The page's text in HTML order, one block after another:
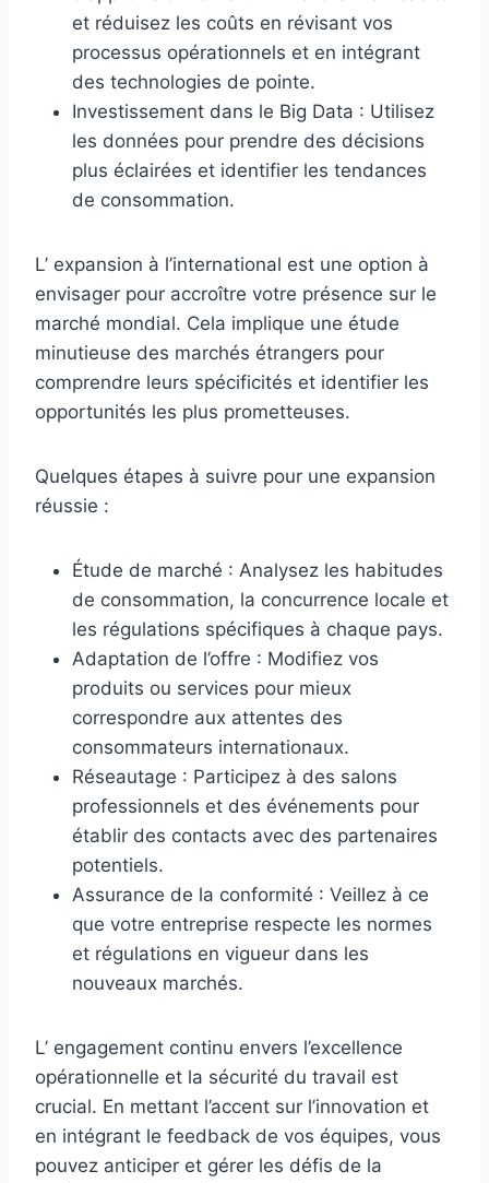
et réduisez les coûts en révisant vos
processus opérationnels et en intégrant
des technologies de pointe.
Investissement dans le Big Data : Utilisez
les données pour prendre des décisions
plus éclairées et identifier les tendances
de consommation.
L’ expansion à l’international est une option à
envisager pour accroître votre présence sur le
marché mondial. Cela implique une étude
minutieuse des marchés étrangers pour
comprendre leurs spécificités et identifier les
opportunités les plus prometteuses.
Quelques étapes à suivre pour une expansion
réussie :
Étude de marché : Analysez les habitudes
de consommation, la concurrence locale et
les régulations spécifiques à chaque pays.
Adaptation de l’offre : Modifiez vos
produits ou services pour mieux
correspondre aux attentes des
consommateurs internationaux.
Réseautage : Participez à des salons
professionnels et des événements pour
établir des contacts avec des partenaires
potentiels.
Assurance de la conformité : Veillez à ce
que votre entreprise respecte les normes
et régulations en vigueur dans les
nouveaux marchés.
L’ engagement continu envers l’excellence
opérationnelle et la sécurité du travail est
crucial. En mettant l’accent sur l’innovation et
en intégrant le feedback de vos équipes, vous
pouvez anticiper et gérer les défis de la